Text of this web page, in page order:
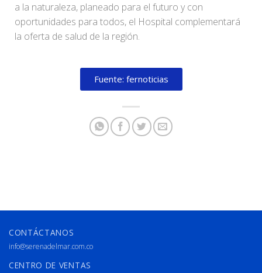
a la naturaleza, planeado para el futuro y con
oportunidades para todos, el Hospital complementará
la oferta de salud de la región.
Fuente: fernoticias
CONTÁCTANOS
info@serenadelmar.com.co
CENTRO DE VENTAS